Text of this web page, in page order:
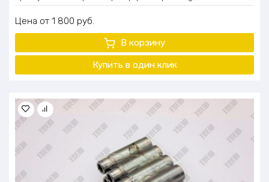
Цена 1 800 руб.
В корзину
Купить в один клик